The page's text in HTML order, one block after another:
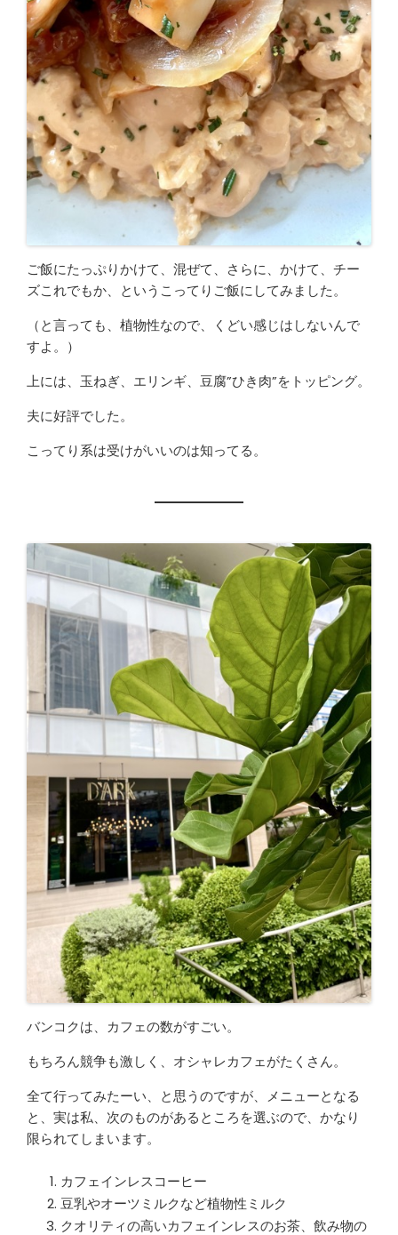
ご飯にたっぷりかけて、混ぜて、さらに、かけて、チー
ズこれでもか、というこってりご飯にしてみました。
（と言っても、植物性なので、くどい感じはしないんで
すよ。）
上には、玉ねぎ、エリンギ、豆腐”ひき肉”をトッピング。
夫に好評でした。
こってり系は受けがいいのは知ってる。
バンコクは、カフェの数がすごい。
もちろん競争も激しく、オシャレカフェがたくさん。
全て行ってみたーい、と思うのですが、メニューとなる
と、実は私、次のものがあるところを選ぶので、かなり
限られてしまいます。
カフェインレスコーヒー
豆乳やオーツミルクなど植物性ミルク
クオリティの高いカフェインレスのお茶、飲み物の